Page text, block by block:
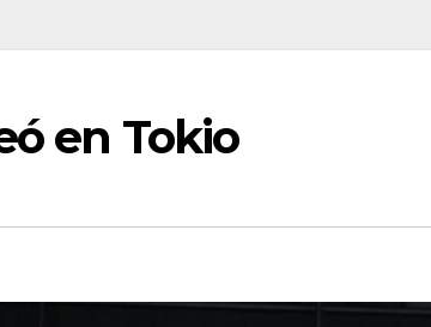
en Tokio